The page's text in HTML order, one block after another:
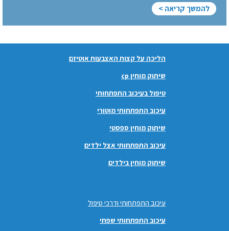
להמשך קריאה >
הליכה על קצות האצבעות אוטיזם
שיתוק מוחין cp
טיפול בעיכוב התפתחותי
עיכוב התפתחותי מוטורי
שיתוק מוחין ספסטי
עיכוב התפתחותי אצל ילדים
שיתוק מוחין בילדים
עיכוב התפתחותי ודרכי טיפול
עיכוב התפתחותי שפתי